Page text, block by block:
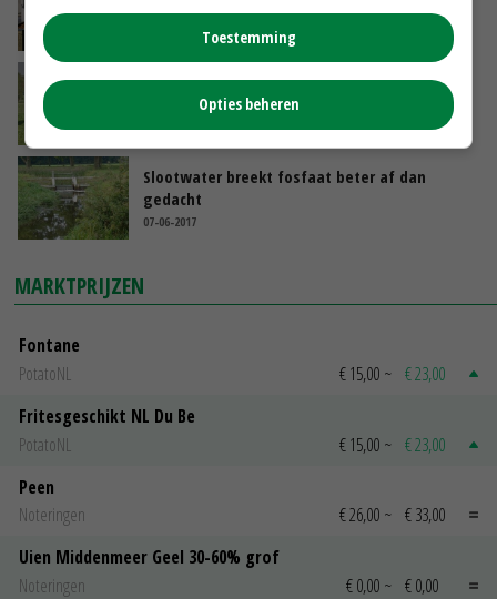
Groen fosfaat geeft gras een plus
23-09-2017
Slootwater breekt fosfaat beter af dan
gedacht
07-06-2017
MARKTPRIJZEN
Fontane
PotatoNL
€ 15,00 ~ € 23,00
Fritesgeschikt NL Du Be
PotatoNL
€ 15,00 ~ € 23,00
Peen
Noteringen
€ 26,00 ~ € 33,00
Uien Middenmeer Geel 30-60% grof
Noteringen
€ 0,00 ~ € 0,00
Toestemming
Opties beheren